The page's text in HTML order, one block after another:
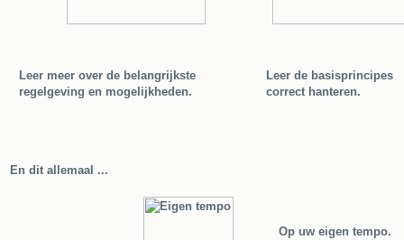
Leer meer over de belangrijkste
regelgeving en mogelijkheden.
Leer de basisprincipes
correct hanteren.
En dit allemaal ...
Op uw eigen tempo.